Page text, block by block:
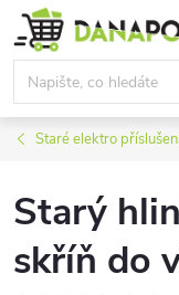
Přejít
na
obsah
Staré elektro
Starý
skříň do